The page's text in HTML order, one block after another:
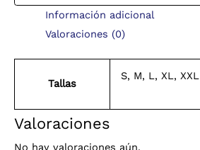
Información adicional
Valoraciones (0)
Tallas
S, M, L, XL, XXL
Valoraciones